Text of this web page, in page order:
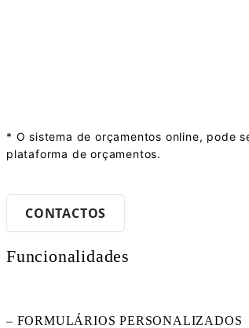
* O sistema de orçamentos online, pode
plataforma de orçamentos.
CONTACTOS
Funcionalidades
– FORMULÁRIOS PERSONALIZADOS